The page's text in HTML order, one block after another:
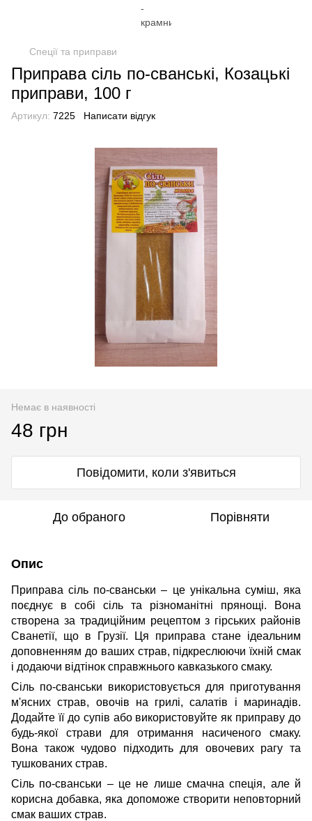
Спеції та приправи
Приправа сіль по-сванські, Козацькі
приправи, 100 г
Артикул: 7225 Написати відгук
Немає в наявності
48 грн
Повідомити, коли з'явиться
До обраного Порівняти
Опис
Приправа сіль по-сванськи – це унікальна суміш, яка
поєднує в собі сіль та різноманітні прянощі. Вона
створена за традиційним рецептом з гірських районів
Сванетії, що в Грузії. Ця приправа стане ідеальним
доповненням до ваших страв, підкреслюючи їхній смак
і додаючи відтінок справжнього кавказького смаку.
Сіль по-сванськи використовується для приготування
м'ясних страв, овочів на грилі, салатів і маринадів.
Додайте її до супів або використовуйте як приправу до
будь-якої страви для отримання насиченого смаку.
Вона також чудово підходить для овочевих рагу та
тушкованих страв.
Сіль по-сванськи – це не лише смачна спеція, але й
корисна добавка, яка допоможе створити неповторний
смак ваших страв.